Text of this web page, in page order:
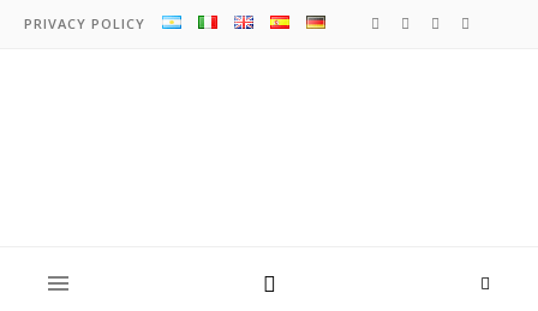
PRIVACY POLICY